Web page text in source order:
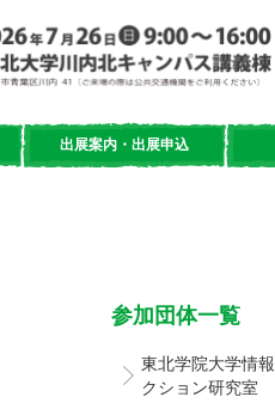
出展案内・出展申込
参加団体一覧
東北学院大学情
クション研究室